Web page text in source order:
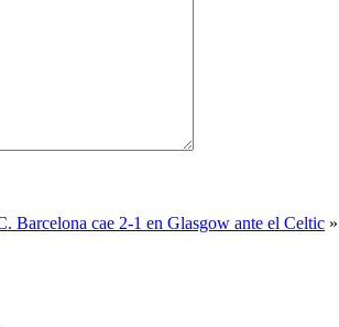
Barcelona cae 2-1 en Glasgow ante el Celtic »